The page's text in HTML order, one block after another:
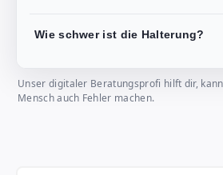
Wie schwer ist die Halterung?
Unser digitaler Beratungsprofi hilft dir,
Mensch auch Fehler machen.